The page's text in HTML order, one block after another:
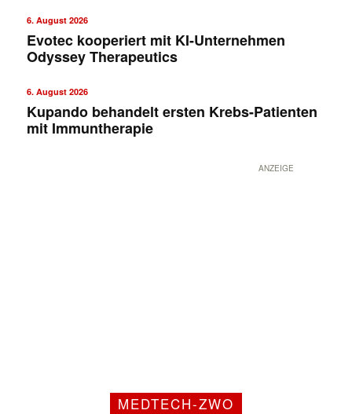
6. August 2026
Evotec kooperiert mit KI-Unternehmen
Odyssey Therapeutics
6. August 2026
Kupando behandelt ersten Krebs-Patienten
mit Immuntherapie
ANZEIGE
MEDTECH-ZWO